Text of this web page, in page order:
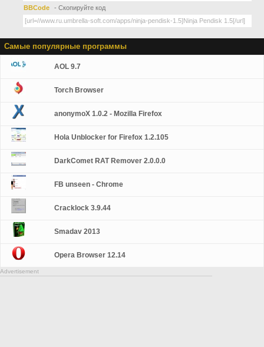
BBCode - Скопируйте код
Самые популярные программы
AOL 9.7
Torch Browser
anonymoX 1.0.2 - Mozilla Firefox
Hola Unblocker for Firefox 1.2.105
DarkComet RAT Remover 2.0.0.0
FB unseen - Chrome
Cracklock 3.9.44
Smadav 2013
Opera Browser 12.14
Advertisement